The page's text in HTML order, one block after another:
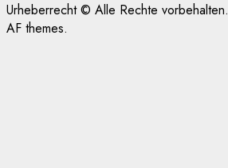
Urheberrecht © Alle Rechte vorbehalten.
AF themes.